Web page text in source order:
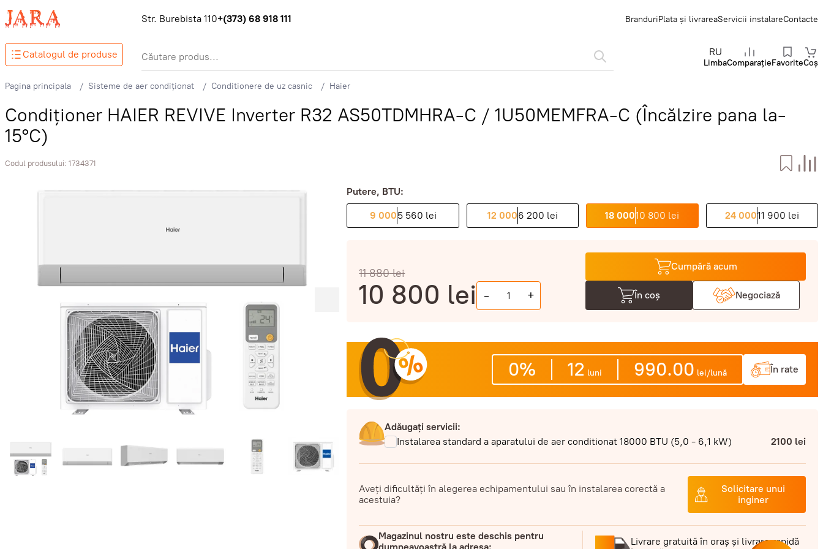
Str. Burebista 110+(373) 68 918 111 BranduriPlata și livrareaServicii instalareContacte
Catalogul de produse RU
LimbaComparațieFavoriteCoș
Pagina principala Sisteme de aer condiționat Conditionere de uz casnic Haier
Condiționer HAIER REVIVE Inverter R32 AS50TDMHRA-C / 1U50MEMFRA-C (Încălzire pana la-
15°C)
Codul produsului: 1734371
Putere, BTU:
9 0005 560 lei 12 0006 200 lei 18 00010 800 lei 24 00011 900 lei
11 880lei
10 800 lei - +
Cumpără acum
În coș Negociază
0% 12 luni 990.00 lei/lună În rate
Adăugați servicii:
Instalarea standard a aparatului de aer conditionat 18000 BTU (5,0 - 6,1 kW)
2100 lei
Aveți dificultăți în alegerea echipamentului sau în instalarea corectă a
acestuia?
Solicitare unui
inginer
Magazinul nostru este deschis pentru
Livrare gratuită în oraș și livrare rapidă